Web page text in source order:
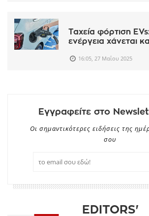
Ταχεία φόρτιση
ενέργεια χάνεται
16:05, 27 Μαΐου 2025
Εγγραφείτε στο
Οι σημαντικότερες ειδήσεις της
σου
EDITORS'